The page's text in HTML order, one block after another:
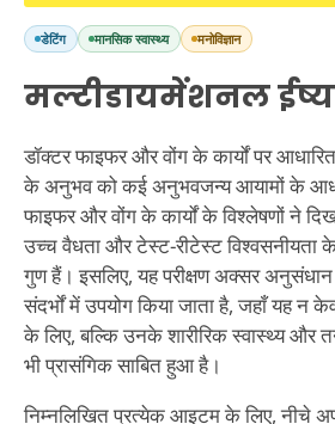
डेटिंग मानसिक स्वास्थ्य मनोविज्ञान
मल्टीडायमेंशनल
डॉक्टर फाइफर और वोंग के कार्यों पर
के अनुभव को कई अनुभवजन्य आयामों के
फाइफर और वोंग के कार्यों के विश्लेषणों ने
उच्च वैधता और टेस्ट-रीटेस्ट विश्वसनीयता
गुण हैं। इसलिए, यह परीक्षण अक्सर अनुसंधान
संदर्भों में उपयोग किया जाता है, जहाँ यह न
के लिए, बल्कि उनके शारीरिक स्वास्थ्य और
भी प्रासंगिक साबित हुआ है।
निम्नलिखित प्रत्येक आइटम के लिए, नीचे